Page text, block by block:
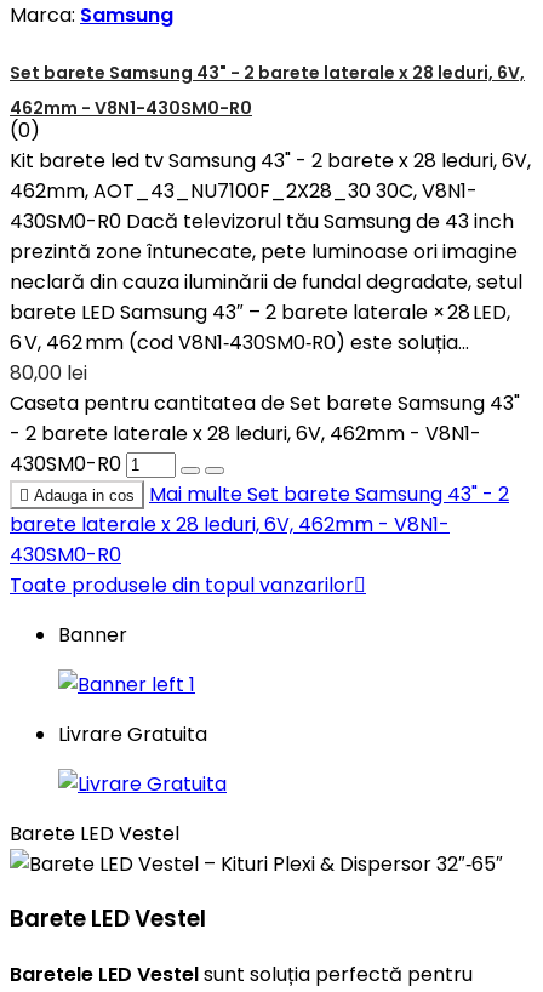
Marca: Samsung
Set barete Samsung 43" - 2 barete laterale x 28 leduri, 6V,
462mm - V8N1-430SM0-R0
(0)
Kit barete led tv Samsung 43" - 2 barete x 28 leduri, 6V,
462mm, AOT_43_NU7100F_2X28_30 30C, V8N1-
430SM0-R0 Dacă televizorul tău Samsung de 43 inch
prezintă zone întunecate, pete luminoase ori imagine
neclară din cauza iluminării de fundal degradate, setul
barete LED Samsung 43″ – 2 barete laterale × 28 LED,
6 V, 462 mm (cod V8N1‑430SM0‑R0) este soluția...
80,00 lei
Caseta pentru cantitatea de Set barete Samsung 43"
- 2 barete laterale x 28 leduri, 6V, 462mm - V8N1-
430SM0-R0
 Adauga in cos Mai multeSet barete Samsung 43" - 2
barete laterale x 28 leduri, 6V, 462mm - V8N1-
430SM0-R0
Toate produsele din topul vanzarilor
Banner
Livrare Gratuita
Barete LED Vestel
Barete LED Vestel
Baretele LED Vestelsunt soluția perfectă pentru